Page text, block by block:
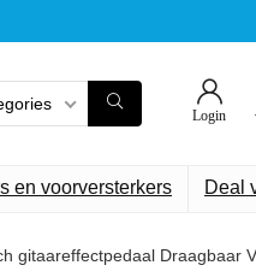
Login
en voorversterkers Deal
gitaareffectpedaal Draagbaar